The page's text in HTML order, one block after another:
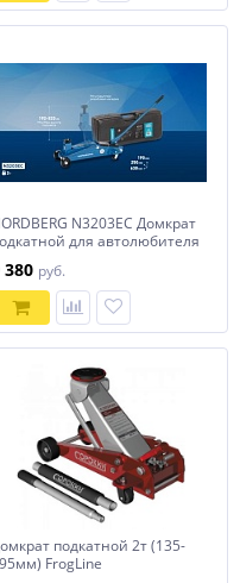
N3203EC Домкрат
для автолюбителя
380 руб.
подкатной 2т (135-
FrogLine